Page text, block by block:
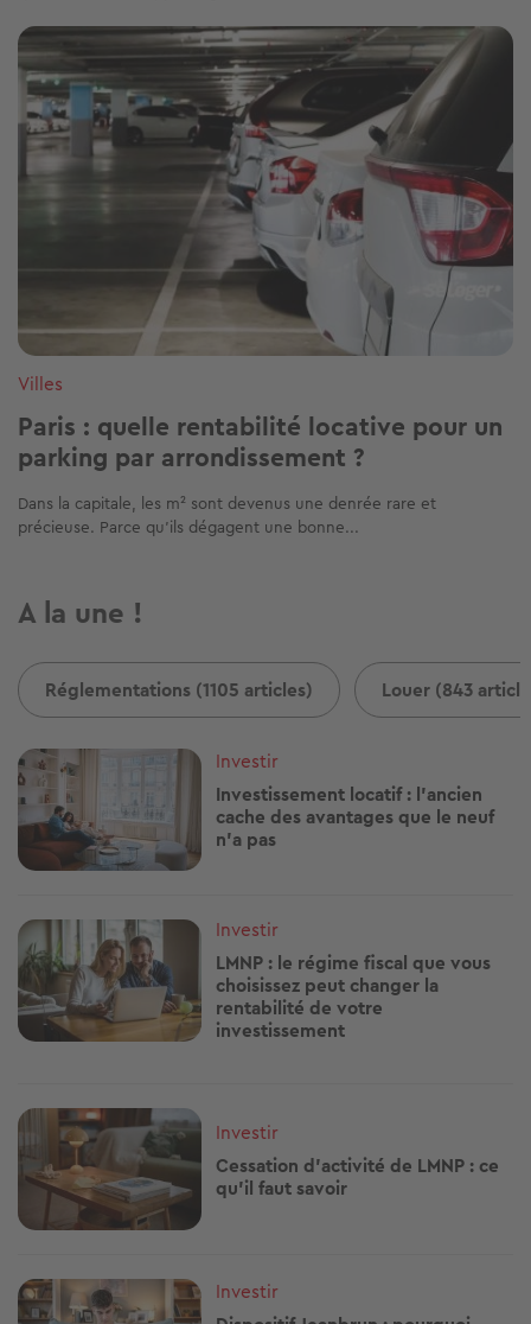
Image
Villes
Paris : quelle rentabilité locative pour un
parking par arrondissement ?
Dans la capitale, les m² sont devenus une denrée rare et
précieuse. Parce qu’ils dégagent une bonne...
A la une !
Réglementations (1105 articles) Louer (843
Image
Investir
Investissement locatif : l'ancien
cache des avantages que le neuf
n'a pas
Image
Investir
LMNP : le régime fiscal que vous
choisissez peut changer la
rentabilité de votre
investissement
Image
Investir
Cessation d’activité de LMNP : ce
qu'il faut savoir
Image
Investir